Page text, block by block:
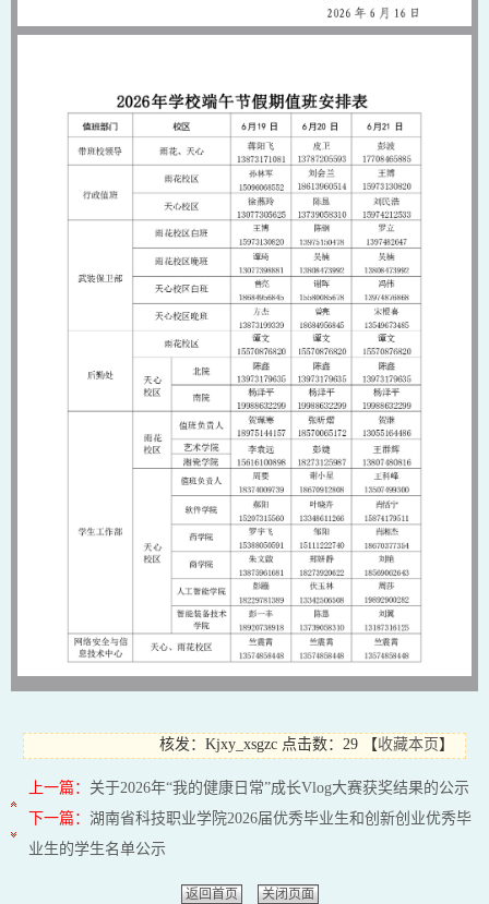
核发：Kjxy_xsgzc 点击数：29 【收藏本页 】
上一篇： 关于2026年“我的健康日常”成长Vlog大赛获奖结果的公示
下一篇： 湖南省科技职业学院2026届优秀毕业生和创新创业优秀毕
业生的学生名单公示
返回首页 关闭页面